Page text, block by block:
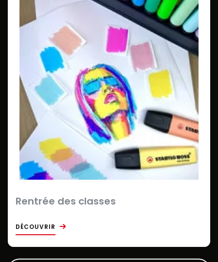
Rentrée des classes
DÉCOUVRIR